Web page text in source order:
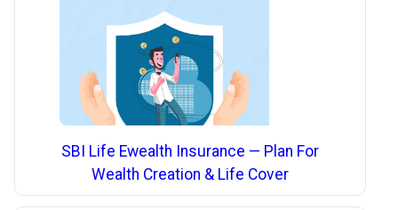
SBI Life Ewealth Insurance — Plan For
Wealth Creation & Life Cover